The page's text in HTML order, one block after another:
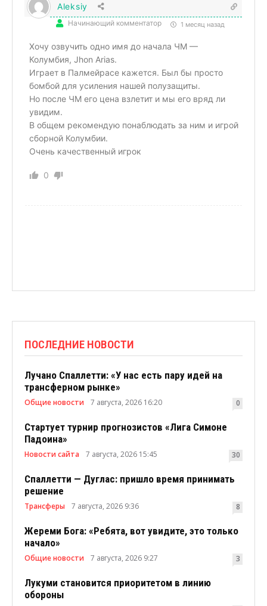
Aleksiy
Начинающий комментатор 1 месяц назад
Хочу озвучить одно имя до начала ЧМ —
Колумбия, Jhon Arias.
Играет в Палмейрасе кажется. Был бы просто
бомбой для усиления нашей полузащиты.
Но после ЧМ его цена взлетит и мы его вряд ли
увидим.
В общем рекомендую понаблюдать за ним и игрой
сборной Колумбии.
Очень качественный игрок
0
ПОСЛЕДНИЕ НОВОСТИ
Лучано Спаллетти: «У нас есть пару идей на
трансферном рынке»
Общие новости 7 августа, 2026 16:20 0
Стартует турнир прогнозистов «Лига Симоне
Падоина»
Новости сайта 7 августа, 2026 15:45 30
Спаллетти — Дуглас: пришло время принимать
решение
Трансферы 7 августа, 2026 9:36 8
Жереми Бога: «Ребята, вот увидите, это только
начало»
Общие новости 7 августа, 2026 9:27 3
Лукуми становится приоритетом в линию
обороны